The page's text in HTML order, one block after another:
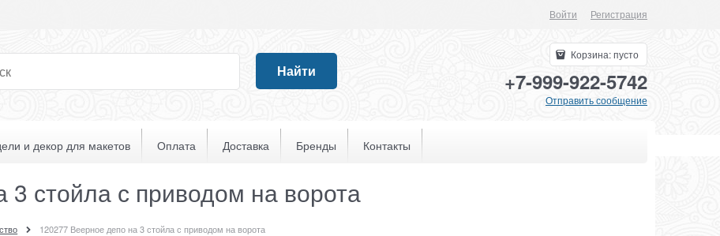
Войти Регистрация
Найти
Корзина:пусто
+7-999-922-5742
Отправить сообщение
и декор для макетов Оплата Доставка Бренды Контакты
стойла с приводом на ворота
120277 Веерное депо на 3 стойла с приводом на ворота